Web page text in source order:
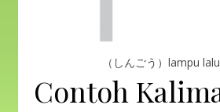
（しんごう）lampu
Contoh